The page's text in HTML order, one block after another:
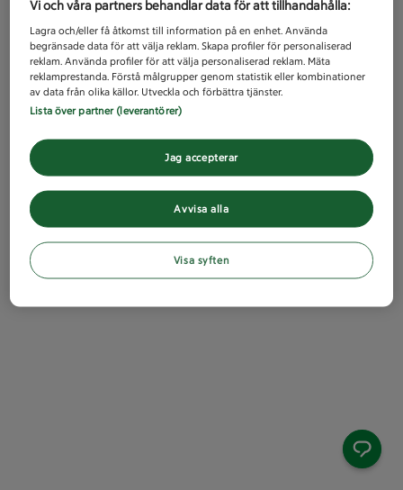
Vi och våra partners behandlar data för att tillhandahålla:
Lagra och/eller få åtkomst till information på en enhet. Använda
begränsade data för att välja reklam. Skapa profiler för personaliserad
reklam. Använda profiler för att välja personaliserad reklam. Mäta
reklamprestanda. Förstå målgrupper genom statistik eller kombinationer
av data från olika källor. Utveckla och förbättra tjänster.
Lista över partner (leverantörer)
Avvisa alla
Jag accepterar
Visa syften